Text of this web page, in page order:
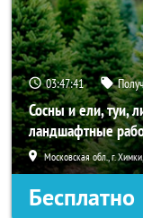
03:47:40
Сосны и ели, туи,
ландшафтные
Московская обл., г.
Бесплатно